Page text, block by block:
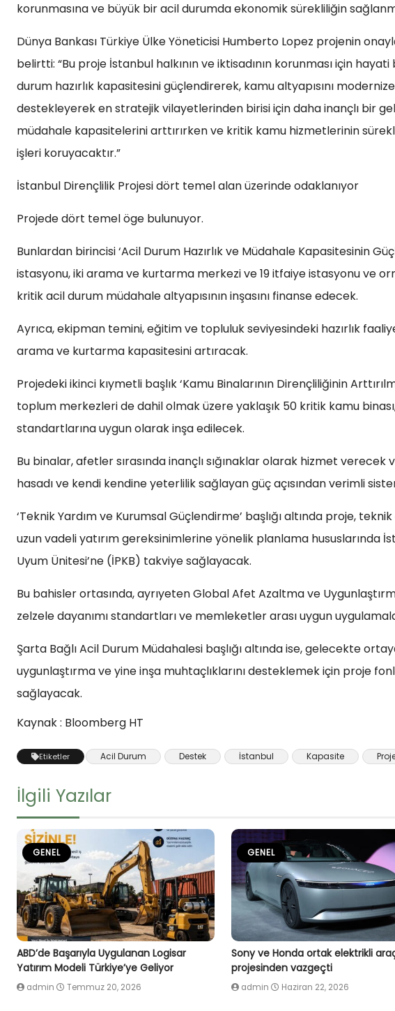
korunmasına ve büyük bir acil durumda ekonomik sürekliliğin
Dünya Bankası Türkiye Ülke Yöneticisi Humberto Lopez projenin
belirtti: “Bu proje İstanbul halkının ve iktisadının korunması için
durum hazırlık kapasitesini güçlendirerek, kamu altyapısını
destekleyerek en stratejik vilayetlerinden birisi için daha inançlı bir
müdahale kapasitelerini arttırırken ve kritik kamu hizmetlerinin
işleri koruyacaktır.”
İstanbul Dirençlilik Projesi dört temel alan üzerinde odaklanıyor
Projede dört temel öge bulunuyor.
Bunlardan birincisi ‘Acil Durum Hazırlık ve Müdahale Kapasitesinin
istasyonu, iki arama ve kurtarma merkezi ve 19 itfaiye istasyonu ve
kritik acil durum müdahale altyapısının inşasını finanse edecek.
Ayrıca, ekipman temini, eğitim ve topluluk seviyesindeki hazırlık
arama ve kurtarma kapasitesini artıracak.
Projedeki ikinci kıymetli başlık ‘Kamu Binalarının Dirençliliğinin
toplum merkezleri de dahil olmak üzere yaklaşık 50 kritik kamu
standartlarına uygun olarak inşa edilecek.
Bu binalar, afetler sırasında inançlı sığınaklar olarak hizmet
hasadı ve kendi kendine yeterlilik sağlayan güç açısından verimli
‘Teknik Yardım ve Kurumsal Güçlendirme’ başlığı altında proje,
uzun vadeli yatırım gereksinimlerine yönelik planlama hususlarında
Uyum Ünitesi’ne (İPKB) takviye sağlayacak.
Bu bahisler ortasında, ayrıyeten Global Afet Azaltma ve
zelzele dayanımı standartları ve memleketler arası uygun
Şarta Bağlı Acil Durum Müdahalesi başlığı altında ise, gelecekte
uygunlaştırma ve yine inşa muhtaçlıklarını desteklemek için proje
sağlayacak.
Kaynak : Bloomberg HT
Etiketler Acil Durum Destek İstanbul Kapasite
İlgili Yazılar
GENEL
ABD’de Başarıyla Uygulanan Logisar
Yatırım Modeli Türkiye’ye Geliyor
admin Temmuz 20, 2026
GENEL
Sony ve Honda ortak elektrikli
projesinden vazgeçti
admin Haziran 22, 2026